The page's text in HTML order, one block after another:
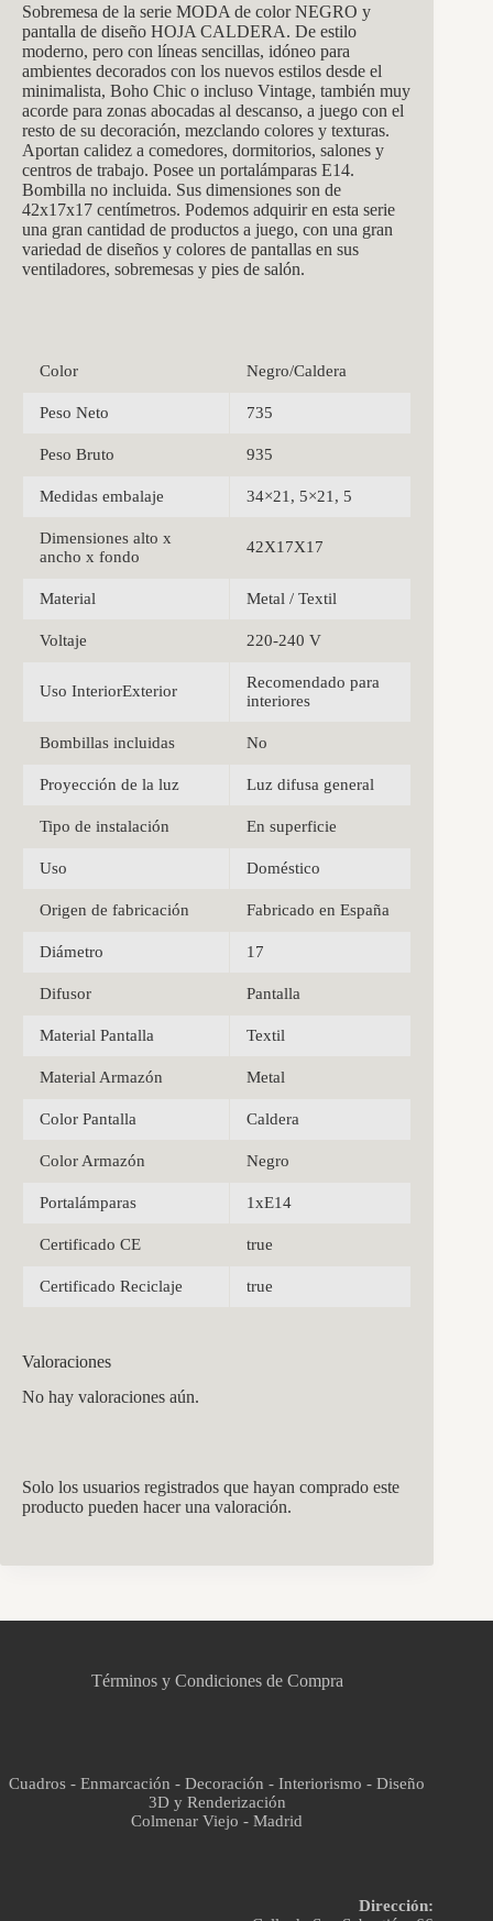
Sobremesa de la serie MODA de color NEGRO y
pantalla de diseño HOJA CALDERA. De estilo
moderno, pero con líneas sencillas, idóneo para
ambientes decorados con los nuevos estilos desde el
minimalista, Boho Chic o incluso Vintage, también muy
acorde para zonas abocadas al descanso, a juego con el
resto de su decoración, mezclando colores y texturas.
Aportan calidez a comedores, dormitorios, salones y
centros de trabajo. Posee un portalámparas E14.
Bombilla no incluida. Sus dimensiones son de
42x17x17 centímetros. Podemos adquirir en esta serie
una gran cantidad de productos a juego, con una gran
variedad de diseños y colores de pantallas en sus
ventiladores, sobremesas y pies de salón.
Color Negro/Caldera
Peso Neto 735
Peso Bruto 935
Medidas embalaje 34×21, 5×21, 5
Dimensiones alto x
ancho x fondo
42X17X17
Material Metal / Textil
Voltaje 220-240 V
Uso InteriorExterior
Recomendado para
interiores
Bombillas incluidas No
Proyección de la luz Luz difusa general
Tipo de instalación En superficie
Uso Doméstico
Origen de fabricación Fabricado en España
Diámetro 17
Difusor Pantalla
Material Pantalla Textil
Material Armazón Metal
Color Pantalla Caldera
Color Armazón Negro
Portalámparas 1xE14
Certificado CE true
Certificado Reciclaje true
Valoraciones
No hay valoraciones aún.
Solo los usuarios registrados que hayan comprado este
producto pueden hacer una valoración.
Términos y Condiciones de Compra
Cuadros - Enmarcación - Decoración - Interiorismo - Diseño
3D y Renderización
Colmenar Viejo - Madrid
Dirección:
Asistente virtual · En línea